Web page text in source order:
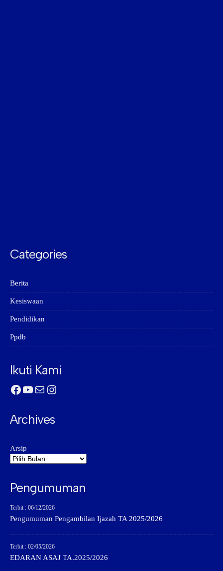
Categories
Berita
Kesiswaan
Pendidikan
Ppdb
Ikuti Kami
Facebook
YouTube
MailInstagram
Archives
Arsip
Pengumuman
Terbit : 06/12/2026
Pengumuman Pengambilan Ijazah TA 2025/2026
Terbit : 02/05/2026
EDARAN ASAJ TA.2025/2026